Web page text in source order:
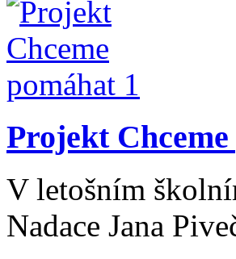
Projekt
V letošním
Nadace Jana